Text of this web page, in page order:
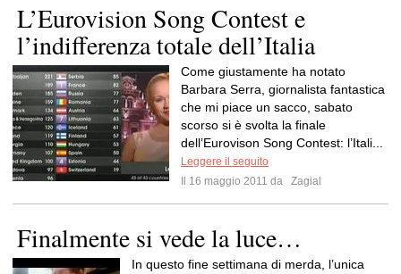
L’Eurovision Song Contest e
l’indifferenza totale dell’Italia
Come giustamente ha notato
Barbara Serra, giornalista fantastica
che mi piace un sacco, sabato
scorso si è svolta la finale
dell’Eurovison Song Contest: l’Itali...
Leggere il seguito
Il 16 maggio 2011 da
Zagial
Finalmente si vede la luce…
In questo fine settimana di merda, l’unica